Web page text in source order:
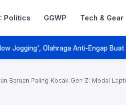
On.
Politics GGWP Tech & Gear
Buat Kaum Soft Life!Lagi Asyik
Baruan Paling Kocak Gen Z: Modal